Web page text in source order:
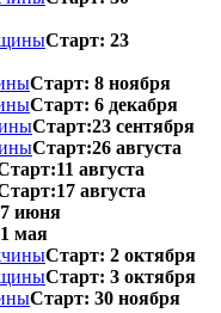
Старт: 23
Старт: 8 ноября
Старт: 6 декабря
Старт:23 сентября
Старт:26 августа
августа
августа
июня
мая
Старт: 2 октября
Старт: 3 октября
Старт: 30 ноября